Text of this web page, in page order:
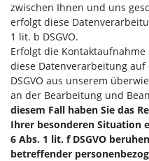
zwischen Ihnen und uns
erfolgt diese
1 lit. b DSGVO.
Erfolgt die
diese Datenverarbeitung
DSGVO aus unserem
an der Bearbeitung und
diesem Fall haben Sie das
Ihrer besonderen Situation
6 Abs. 1 lit. f DSGVO
betreffender